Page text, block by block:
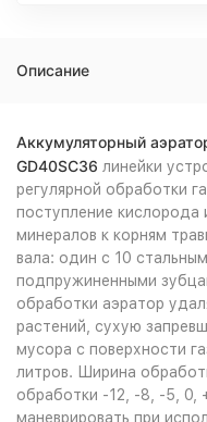
Описание
Аккумуляторный
GD40SC36 линейки
регулярной обработки
поступление кислорода
минералов к корням
вала: один с 10
подпружиненными
обработки аэратор
растений, сухую
мусора с поверхности
литров. Ширина
обработки -12, -8, -5, 0,
маневрировать при